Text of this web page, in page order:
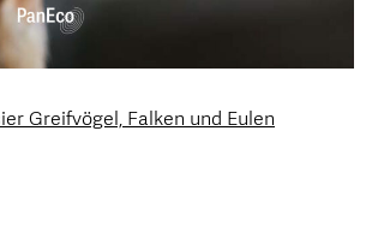
Greifvögel, Falken und Eulen